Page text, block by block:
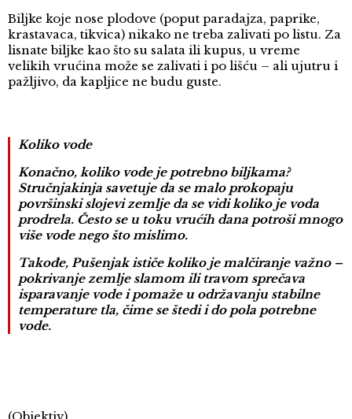
Biljke koje nose plodove (poput paradajza, paprike,
krastavaca, tikvica) nikako ne treba zalivati po listu. Za
lisnate biljke kao što su salata ili kupus, u vreme
velikih vrućina može se zalivati i po lišću – ali ujutru i
pažljivo, da kapljice ne budu guste.
Koliko vode
Konačno, koliko vode je potrebno biljkama?
Stručnjakinja savetuje da se malo prokopaju
površinski slojevi zemlje da se vidi koliko je voda
prodrela. Često se u toku vrućih dana potroši mnogo
više vode nego što mislimo.
Takođe, Pušenjak ističe koliko je malčiranje važno –
pokrivanje zemlje slamom ili travom sprečava
isparavanje vode i pomaže u održavanju stabilne
temperature tla, čime se štedi i do pola potrebne
vode.